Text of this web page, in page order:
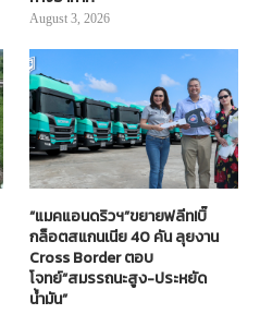
August 3, 2026
“แมคแอนดริวฯ”ขยายฟลีท!บิ๊
กล็อตสแกนเนีย 40 คัน ลุยงาน
Cross Border ตอบ
โจทย์“สมรรถนะสูง-ประหยัด
น้ำมัน”